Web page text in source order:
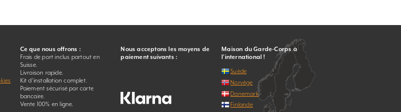
Ce que nous offrons :
Frais de port inclus partout en
Suisse.
Livraison rapide.
Kit d’installation complet.
Paiement sécurisé par carte
bancaire.
Vente 100% en ligne.
Nous acceptons les moyens de
paiement suivants :
Maison du Garde-Corps à
l’international !
Suède
Norvège
Danemark
Finlande